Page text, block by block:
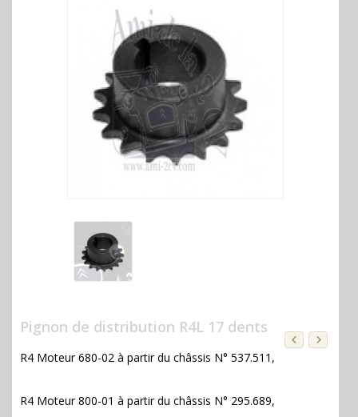
Pignon de distribution R4L 17 dents
R4 Moteur 680-02 à partir du châssis N° 537.511,
R4 Moteur 800-01 à partir du châssis N° 295.689,